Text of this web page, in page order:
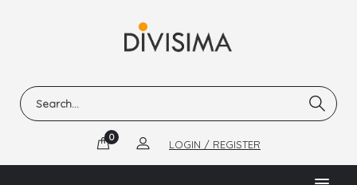
0
LOGIN / REGISTER